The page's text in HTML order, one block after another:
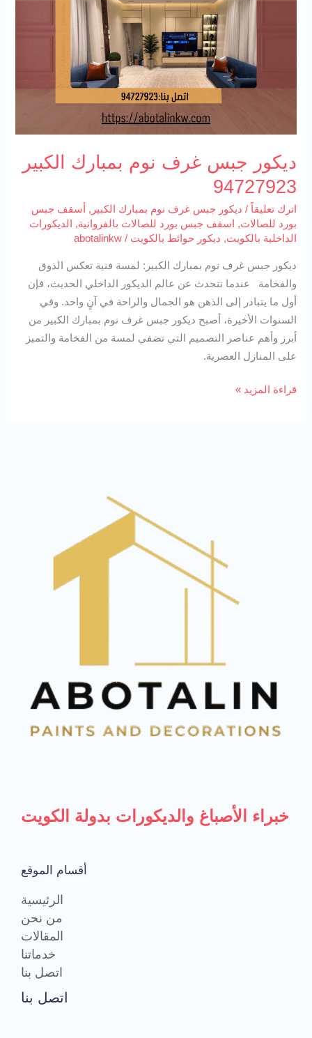
ديكور جبس غرف نوم بمبارك الكبير
94727923
اترك تعليقاً / ديكور جبس غرف نوم بمبارك الكبير ,
أسقف جبس
بورد للصالات, اسقف جبس بورد للصالات بالفروانية,
الديكورات
الداخلية بالكويت, ديكور حوائط بالكويت /
abotalinkw
ديكور جبس غرف نوم بمبارك الكبير: لمسة فنية تعكس الذوق
والفخامة عندما نتحدث عن عالم الديكور الداخلي الحديث، فإن
أول ما يتبادر إلى الذهن هو الجمال والراحة في آنٍ واحد. وفي
السنوات الأخيرة، أصبح ديكور جبس غرف نوم بمبارك الكبير من
أبرز وأهم عناصر التصميم التي تضفي لمسة من الفخامة والتميز
على المنازل العصرية.
قراءة المزيد »
خبراء الأصباغ والديكورات بدولة الكويت
أقسام الموقع
الرئيسية
من نحن
المقالات
خدماتنا
اتصل بنا
اتصل بنا